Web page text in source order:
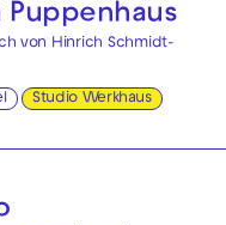
Puppenhaus
von Hinrich Schmidt-
Studio Werkhaus